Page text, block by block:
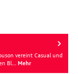
vereint Casual und
Bl… Mehr